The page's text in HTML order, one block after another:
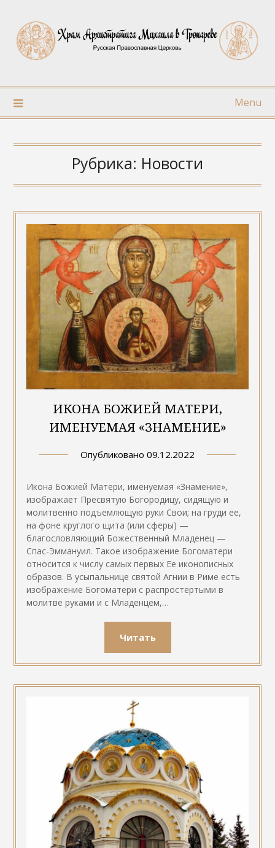
content
Menu
Рубрика: Новости
ИКОНА БОЖИЕЙ МАТЕРИ,
ИМЕНУЕМАЯ «ЗНАМЕНИЕ»
Опубликовано 09.12.2022
Икона Божией Матери, именуемая «Знамение»,
изображает Пресвятую Богородицу, сидящую и
молитвенно подъемлющую руки Свои; на груди ее,
на фоне круглого щита (или сферы) —
благословляющий Божественный Младенец —
Спас-Эммануил. Такое изображение Богоматери
относится к числу самых первых Ее иконописных
образов. В усыпальнице святой Агнии в Риме есть
изображение Богоматери с распростертыми в
молитве руками и с Младенцем,…
Читать